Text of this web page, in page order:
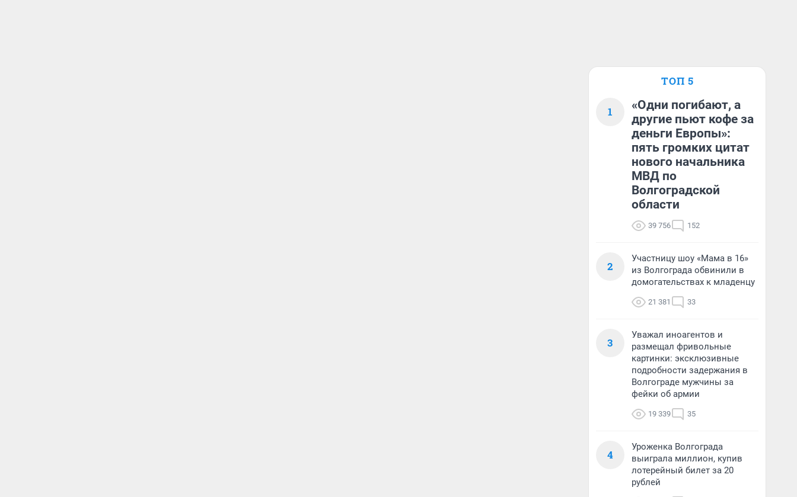
ТОП 5
1
«Одни погибают, а
другие пьют кофе за
деньги Европы»:
пять громких цитат
нового начальника
МВД по
Волгоградской
области
39 756 152
2
Участницу шоу «Мама в 16»
из Волгограда обвинили в
домогательствах к младенцу
21 381 33
3
Уважал иноагентов и
размещал фривольные
картинки: эксклюзивные
подробности задержания в
Волгограде мужчины за
фейки об армии
19 339 35
4
Уроженка Волгограда
выиграла миллион, купив
лотерейный билет за 20
рублей